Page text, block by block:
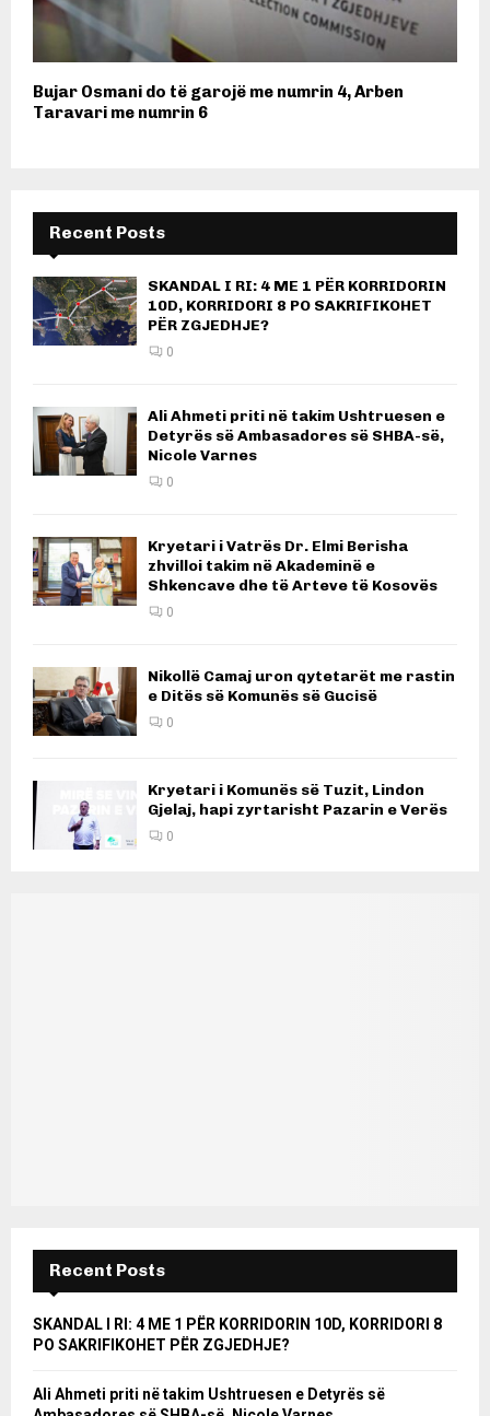
Bujar Osmani do të garojë me numrin 4, Arben
Taravari me numrin 6
Recent Posts
SKANDAL I RI: 4 ME 1 PËR KORRIDORIN
10D, KORRIDORI 8 PO SAKRIFIKOHET
PËR ZGJEDHJE?
0
Ali Ahmeti priti në takim Ushtruesen e
Detyrës së Ambasadores së SHBA-së,
Nicole Varnes
0
Kryetari i Vatrës Dr. Elmi Berisha
zhvilloi takim në Akademinë e
Shkencave dhe të Arteve të Kosovës
0
Nikollë Camaj uron qytetarët me rastin
e Ditës së Komunës së Gucisë
0
Kryetari i Komunës së Tuzit, Lindon
Gjelaj, hapi zyrtarisht Pazarin e Verës
0
Recent Posts
SKANDAL I RI: 4 ME 1 PËR KORRIDORIN 10D, KORRIDORI 8
PO SAKRIFIKOHET PËR ZGJEDHJE?
Ali Ahmeti priti në takim Ushtruesen e Detyrës së